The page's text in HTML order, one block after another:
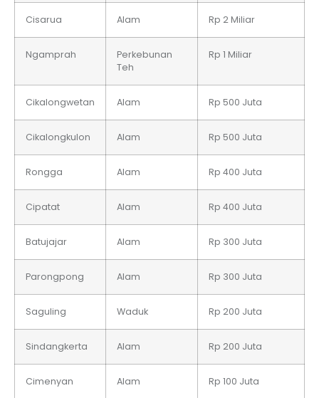
Cisarua Alam Rp 2 Miliar
Ngamprah
Perkebunan
Teh
Rp 1 Miliar
Cikalongwetan Alam Rp 500 Juta
Cikalongkulon Alam Rp 500 Juta
Rongga Alam Rp 400 Juta
Cipatat Alam Rp 400 Juta
Batujajar Alam Rp 300 Juta
Parongpong Alam Rp 300 Juta
Saguling Waduk Rp 200 Juta
Sindangkerta Alam Rp 200 Juta
Cimenyan Alam Rp 100 Juta